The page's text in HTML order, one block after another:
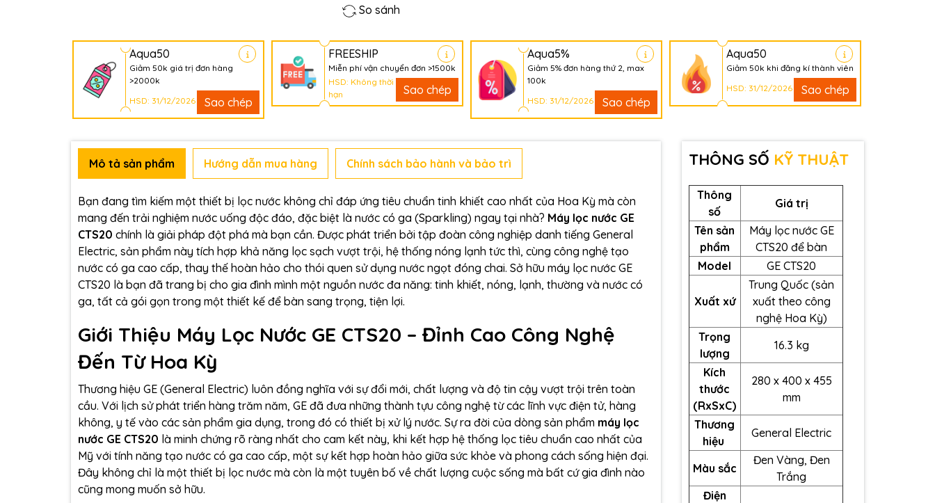
So sánh
Aqua50
Giảm 50k giá trị đơn hàng
>2000k
HSD: 31/12/2026
Sao chép
FREESHIP
Miễn phí vận chuyển đơn >1500k
HSD: Không thời
hạn
Sao chép
Aqua5%
Giảm 5% đơn hàng thứ 2, max
100k
HSD: 31/12/2026
Sao chép
Aqua50
Giảm 50k khi đăng kí thành viên
HSD: 31/12/2026
Sao chép
Mô tả sản phẩm Hướng dẫn mua hàng Chính sách bảo hành và bảo trì
Bạn đang tìm kiếm một thiết bị lọc nước không chỉ đáp ứng tiêu chuẩn tinh khiết cao nhất của Hoa Kỳ mà còn
mang đến trải nghiệm nước uống độc đáo, đặc biệt là nước có ga (Sparkling) ngay tại nhà? Máy lọc nước GE
CTS20 chính là giải pháp đột phá mà bạn cần. Được phát triển bởi tập đoàn công nghiệp danh tiếng General
Electric, sản phẩm này tích hợp khả năng lọc sạch vượt trội, hệ thống nóng lạnh tức thì, cùng công nghệ tạo
nước có ga cao cấp, thay thế hoàn hảo cho thói quen sử dụng nước ngọt đóng chai. Sở hữu máy lọc nước GE
CTS20 là bạn đã trang bị cho gia đình mình một nguồn nước đa năng: tinh khiết, nóng, lạnh, thường và nước có
ga, tất cả gói gọn trong một thiết kế để bàn sang trọng, tiện lợi.
Giới Thiệu Máy Lọc Nước GE CTS20 – Đỉnh Cao Công Nghệ
Đến Từ Hoa Kỳ
Thương hiệu GE (General Electric) luôn đồng nghĩa với sự đổi mới, chất lượng và độ tin cậy vượt trội trên toàn
cầu. Với lịch sử phát triển hàng trăm năm, GE đã đưa những thành tựu công nghệ từ các lĩnh vực điện tử, hàng
không, y tế vào các sản phẩm gia dụng, trong đó có thiết bị xử lý nước. Sự ra đời của dòng sản phẩm máy lọc
nước GE CTS20 là minh chứng rõ ràng nhất cho cam kết này, khi kết hợp hệ thống lọc tiêu chuẩn cao nhất của
Mỹ với tính năng tạo nước có ga cao cấp, một sự kết hợp hoàn hảo giữa sức khỏe và phong cách sống hiện đại.
Đây không chỉ là một thiết bị lọc nước mà còn là một tuyên bố về chất lượng cuộc sống mà bất cứ gia đình nào
cũng mong muốn sở hữu.
THÔNG SỐ KỸ THUẬT
Thông
số
Giá trị
Tên sản
phẩm
Máy lọc nước GE
CTS20 để bàn
Model
GE CTS20
Xuất xứ
Trung Quốc (sản
xuất theo công
nghệ Hoa Kỳ)
Trọng
lượng
16.3 kg
Kích
thước
(RxSxC)
280 x 400 x 455
mm
Thương
hiệu
General Electric
Màu sắc
Đen Vàng, Đen
Trắng
Điện